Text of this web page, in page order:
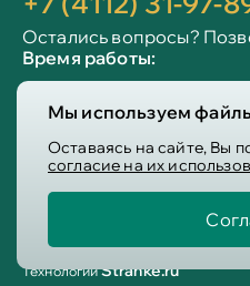
Мы используем
Оставаясь на сайте, Вы
согласие на их
Остались вопросы?
Время работы:
Сб-вс: 10:00 - 19:00
Info@victoria-mebel.ru
Пользовательское соглашение
ТехнологииStranke.ru